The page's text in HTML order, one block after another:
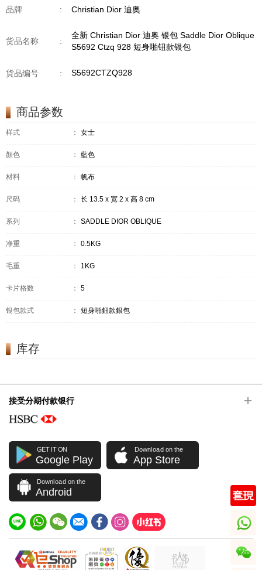
品牌 : Christian Dior 迪奧
货品名称 :
全新 Christian Dior 迪奥 银包 Saddle Dior Oblique
S5692 Ctzq 928 短身啪钮款银包
貨品编号 : S5692CTZQ928
商品参数
样式 ： 女士
顏色 ： 藍色
材料 ： 帆布
尺码 ： 长 13.5 x 宽 2 x 高 8 cm
系列 ： SADDLE DIOR OBLIQUE
净重 ： 0.5KG
毛重 ： 1KG
卡片格数 ： 5
银包款式 ： 短身啪鈕款銀包
库存
接受分期付款银行
GET IT ON
Google Play
Download on the
App Store
Download on the
Android
whatsapp